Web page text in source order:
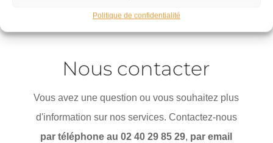
Politique de confidentialité
Nous contacter
Vous avez une question ou vous souhaitez plus
d'information sur nos services. Contactez-nous
par téléphone au 02 40 29 85 29, par email